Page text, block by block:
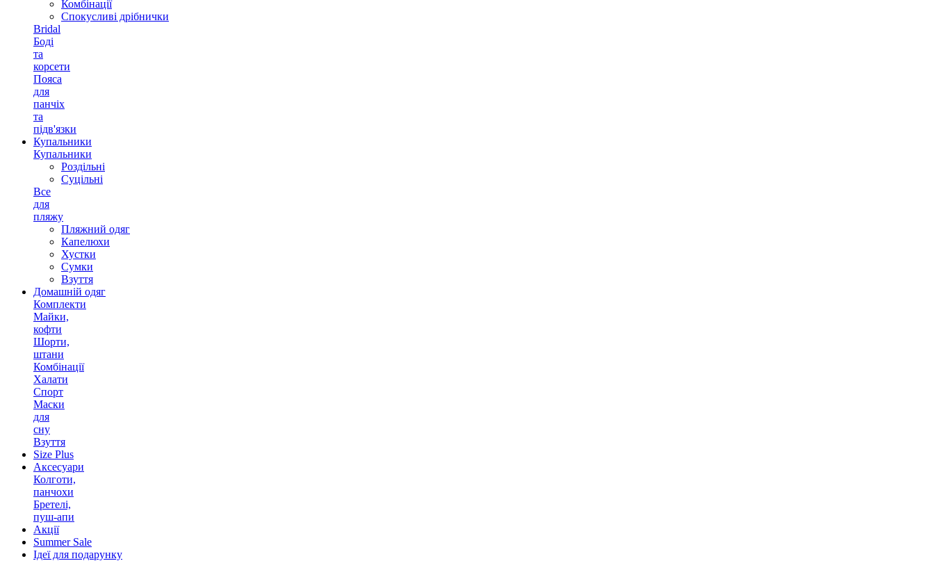
Комбінації
Спокусливі дрібнички
Bridal
Боді
та
корсети
Пояса
для
панчіх
та
підв'язки
Купальники
Купальники
Роздільні
Суцільні
Все
для
пляжу
Пляжний одяг
Капелюхи
Хустки
Сумки
Взуття
Домашній одяг
Комплекти
Майки,
кофти
Шорти,
штани
Комбінації
Халати
Спорт
Маски
для
сну
Взуття
Size Plus
Аксесуари
Колготи,
панчохи
Бретелі,
пуш-апи
Акції
Summer Sale
Ідеї для подарунку